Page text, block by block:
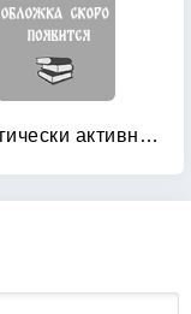
Биологически активные вещества растительного происхождения: Том 3